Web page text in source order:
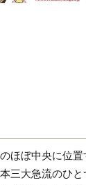
ほぼ中央に位
三大急流のひ